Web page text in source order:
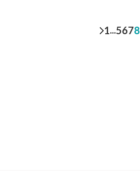
1...5678